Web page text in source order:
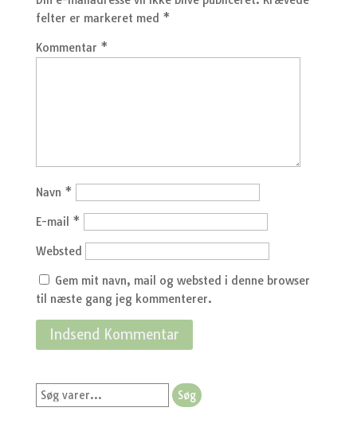
felter er markeret med *
Kommentar *
Navn *
E-mail *
Websted
Gem mit navn, mail og websted i denne browser
til næste gang jeg kommenterer.
Søg
efter:
Søg